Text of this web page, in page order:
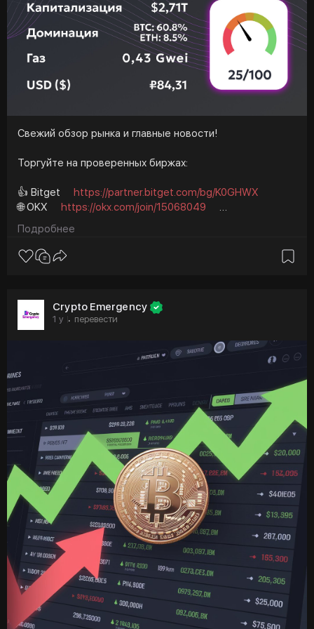
#павелдуров
#криптовалюта
#криптоновости
#крипта
#янкривоносов
Свежий обзор рынка и главные новости!
Торгуйте на проверенных биржах:
👍 Bitget
https://partner.bitget.com/bg/K0GHWX
🌐 OKX
https://okx.com/join/15068049
🌐 ByBit
💰 Mexc
https://www.mexc.com/register?
inviteCode=1Laoj
👮 HTX
💸 Bitmart
https://www.bitmart.com/invite/YBk7Gw/en
Торгуй монетой CEM на бирже Bitmart 🤓
Присоединяйся к лучшему крипто-сообществу crypto-
emergency.com 🤓
#крипта #биткоин #bitcoin
#бизнес
#инвестиции
#ethereum
#blockchain
#crypto
#money #криптовалюта
Подробнее
Crypto Emergency
1 y · перевести